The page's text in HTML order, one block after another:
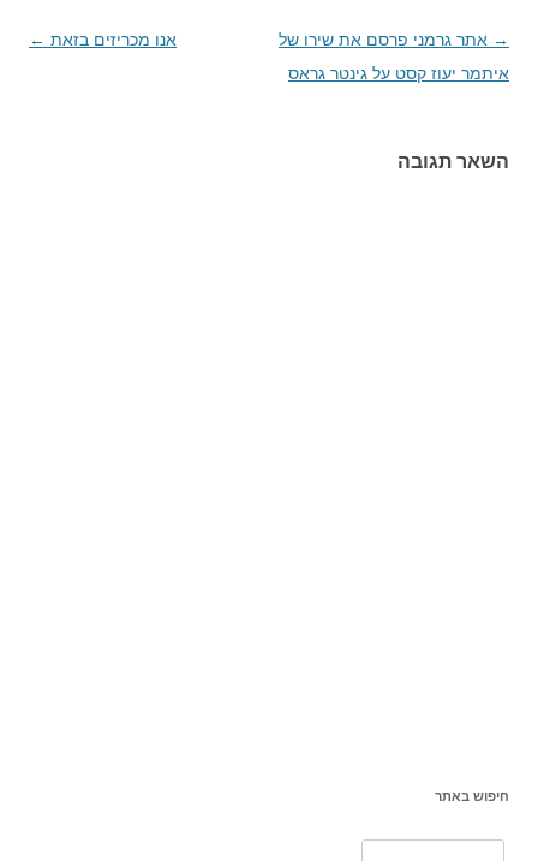
ניווט
בפוסטים
→ אתר גרמני פרסם את שירו של
איתמר יעוז קסט על גינטר גראס
אנו מכריזים בזאת ←
השאר תגובה
חיפוש באתר